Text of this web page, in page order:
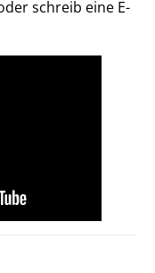
schreib eine E-